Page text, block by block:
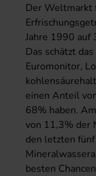
Der Weltmarkt
Jahre 1990 auf
Das schätzt
Euromonitor,
einen Anteil
68% haben.
von 11,3% der
den letzten
besten